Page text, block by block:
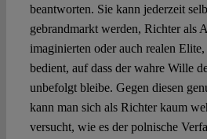
beantworten. Sie kann jederzeit
gebrandmarkt werden, Richter als
imaginierten oder auch realen
bedient, auf dass der wahre Wille
unbefolgt bleibe. Gegen diesen
kann man sich als Richter kaum
versucht, wie es der polnische